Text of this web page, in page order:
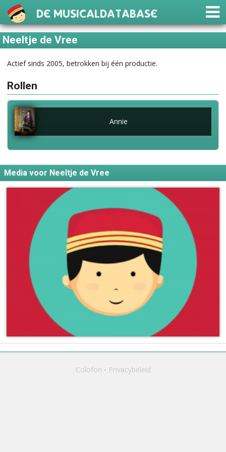
De Musicaldatabase
Neeltje de Vree
Actief sinds 2005, betrokken bij één productie.
Rollen
Annie
Media voor Neeltje de Vree
Colofon Privacybeleid